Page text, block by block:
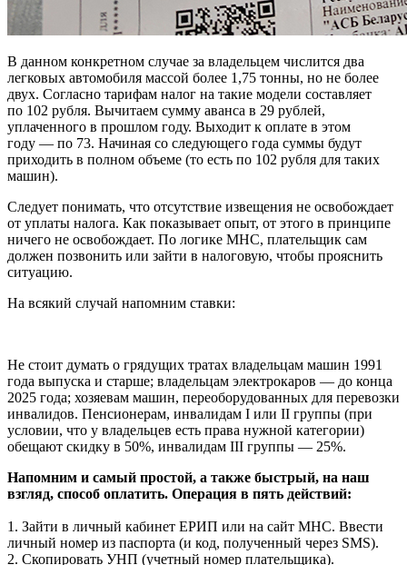
В данном конкретном случае за владельцем числится два
легковых автомобиля массой более 1,75 тонны, но не более
двух. Согласно тарифам налог на такие модели составляет
по 102 рубля. Вычитаем сумму аванса в 29 рублей,
уплаченного в прошлом году. Выходит к оплате в этом
году — по 73. Начиная со следующего года суммы будут
приходить в полном объеме (то есть по 102 рубля для таких
машин).
Следует понимать, что отсутствие извещения не освобождает
от уплаты налога. Как показывает опыт, от этого в принципе
ничего не освобождает. По логике МНС, плательщик сам
должен позвонить или зайти в налоговую, чтобы прояснить
ситуацию.
На всякий случай напомним ставки:
Не стоит думать о грядущих тратах владельцам машин 1991
года выпуска и старше; владельцам электрокаров — до конца
2025 года; хозяевам машин, переоборудованных для перевозки
инвалидов. Пенсионерам, инвалидам I или II группы (при
условии, что у владельцев есть права нужной категории)
обещают скидку в 50%, инвалидам III группы — 25%.
Напомним и самый простой, а также быстрый, на наш
взгляд, способ оплатить. Операция в пять действий:
1. Зайти в личный кабинет ЕРИП или на сайт МНС. Ввести
личный номер из паспорта (и код, полученный через SMS).
2. Скопировать УНП (учетный номер плательщика).